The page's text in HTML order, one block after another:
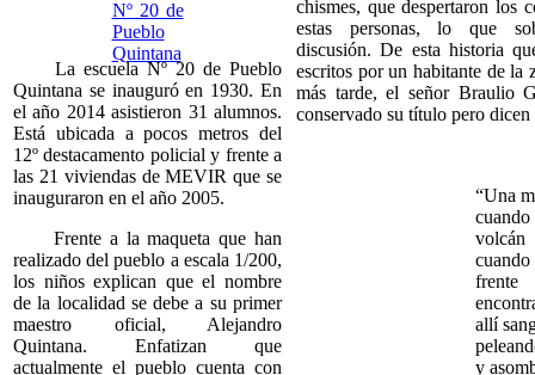
La escuela Nº 20 de Pueblo
Quintana se inauguró en 1930. En
el año 2014 asistieron 31 alumnos.
Está ubicada a pocos metros del
12º destacamento policial y frente a
las 21 viviendas de MEVIR que se
inauguraron en el año 2005.
Frente a la maqueta que han
realizado del pueblo a escala 1/200,
los niños explican que el nombre
de la localidad se debe a su primer
maestro oficial, Alejandro
Quintana. Enfatizan que
actualmente el pueblo cuenta con
chismes, que despertaron los
estas personas, lo que
discusión. De esta historia
escritos por un habitante de la
más tarde, el señor Braulio
conservado su título pero dicen
“Una
volcán
allí
y